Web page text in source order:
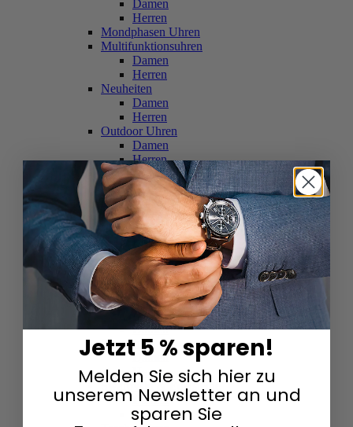
Damen
Herren
Mondphasen Uhren
Multifunktionsuhren
Damen
Herren
Neuheiten
Damen
Herren
Outdoor Uhren
Damen
Herren
Schweizer Uhren
Damen
Herren
Skelettuhren
Damen
Herren
Smartwatches
Damen
Herren
Solaruhren
Herren
Damen
Sportuhren
Damen
Herren
Swarovski & Edelsteine
Damen
Herren
Jetzt 5 % sparen!
Melden Sie sich hier zu
unserem Newsletter an und
sparen Sie